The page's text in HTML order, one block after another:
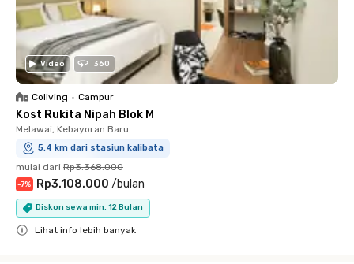
Video 360
Coliving • Campur
Kost Rukita Nipah Blok M
Melawai, Kebayoran Baru
5.4 km dari stasiun kalibata
mulai dari Rp3.368.000
-7% Rp3.108.000 /bulan
Diskon sewa min. 12 Bulan
Lihat info lebih banyak